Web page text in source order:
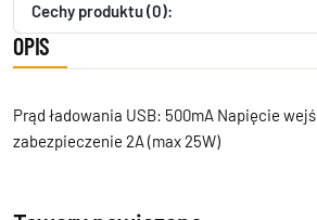
Cechy produktu (0):
OPIS
Prąd ładowania USB: 500mA Napięcie
zabezpieczenie 2A (max 25W)